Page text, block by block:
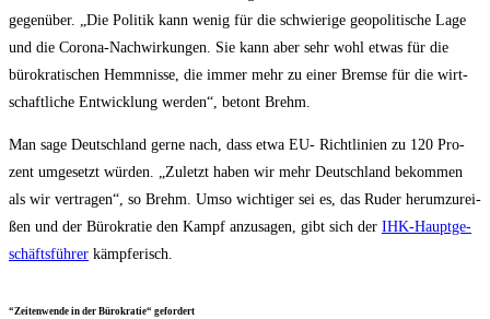
gegen­über. „Die Poli­tik kann wenig für die schwie­ri­ge geo­po­li­ti­sche Lage
und die Coro­na-Nach­wir­kun­gen. Sie kann aber sehr wohl etwas für die
büro­kra­ti­schen Hemm­nis­se, die immer mehr zu einer Brem­se für die wirt­
schaft­li­che Ent­wick­lung wer­den“, betont Brehm.
Man sage Deutsch­land ger­ne nach, dass etwa EU- Richt­li­ni­en zu 120 Pro­
zent umge­setzt wür­den. „Zuletzt haben wir mehr Deutsch­land bekom­men
als wir ver­tra­gen“, so Brehm. Umso wich­ti­ger sei es, das Ruder her­um­zu­rei­
ßen und der Büro­kra­tie den Kampf anzu­sa­gen, gibt sich der IHK-Haupt­ge­
schäfts­füh­rer kämpferisch.
“Zei­ten­wen­de in der Büro­kra­tie“ gefordert